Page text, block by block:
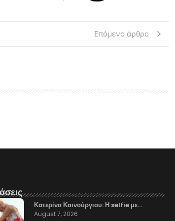
Επόμενο άρθρο
Κατερίνα Καινούργιου: Η selfie με…
August 7, 2026